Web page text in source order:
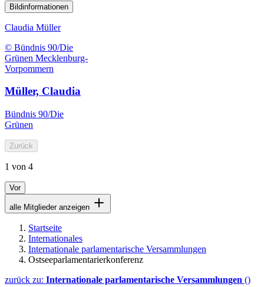
Bildinformationen
Claudia Müller
© Bündnis 90/Die
Grünen Mecklenburg-
Vorpommern
Müller, Claudia
Bündnis 90/Die
Grünen
Zurück
1 von 4
Vor
alle Mitglieder anzeigen
Startseite
Internationales
Internationale parlamentarische Versammlungen
Ostseeparlamentarierkonferenz
zurück zu: Internationale parlamentarische Versammlungen ()